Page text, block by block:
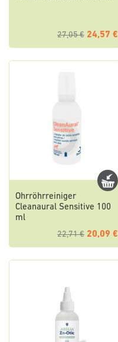
27,05 € 24,57 €
Ohrröhrreiniger
Cleanaural Sensitive 100
ml
22,71 € 20,09 €